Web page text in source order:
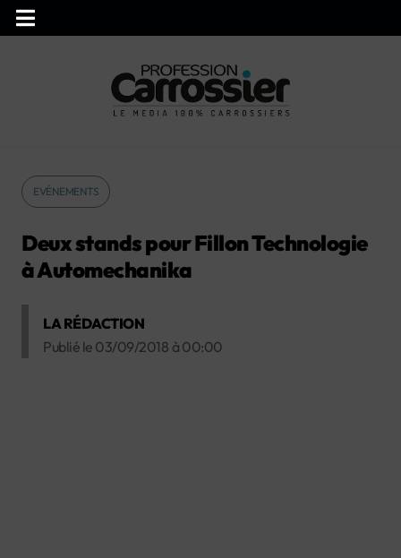
EVÉNEMENTS
Deux stands pour Fillon Technologie
à Automechanika
LA RÉDACTION
Publié le 03/09/2018 à 00:00